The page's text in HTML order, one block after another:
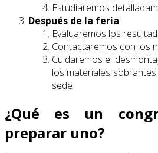
Estudiaremos
Después de la feria:
Evaluaremos los
Contactaremos con los
Cuidaremos el
los materiales
sede
¿Qué es un
preparar uno?